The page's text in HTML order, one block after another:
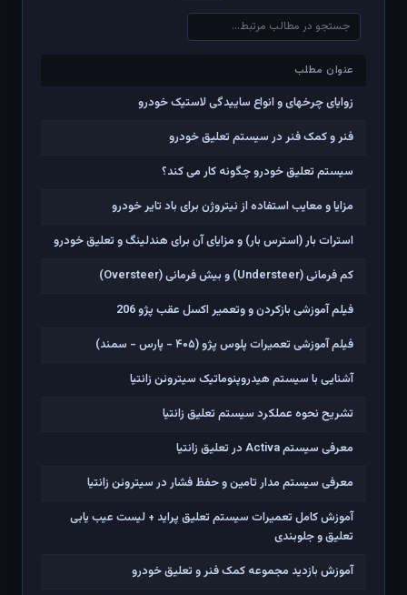
عنوان مطلب
عنوان مطلب
زوایای چرخهای و انواع ساییدگی لاستیک خودرو
فنر و کمک فنر در سیستم تعلیق خودرو
سیستم تعلیق خودرو چگونه کار می کند؟
مزایا و معایب استفاده از نیتروژن برای باد تایر خودرو
استرات بار (استرس بار) و مزایای آن برای هندلینگ و تعلیق خودرو
کم فرمانی (Understeer) و بیش فرمانی (Oversteer)
فیلم آموزشی بازکردن و وتعمیر اکسل عقب پژو 206
فیلم آموزشی تعمیرات پلوس پژو (۴۰۵ - پارس - سمند)
آشنایی با سیستم هیدروپنوماتیک سیتروئن زانتیا
تشریح نحوه عملکرد سیستم تعلیق زانتیا
معرفی سیستم Activa در تعلیق زانتیا
معرفی سیستم مدار تامین و حفظ فشار در سیتروئن زانتیا
آموزش کامل تعمیرات سیستم تعلیق پراید + لیست عیب یابی
تعلیق و جلوبندی
آموزش بازدید مجموعه کمک فنر و تعلیق خودرو